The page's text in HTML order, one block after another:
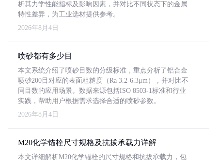
析其力学性能指标及影响因素，并对比不同状态下的金属
特性差异，为工业选材提供参考。
2026年8月4日
喷砂都有多少目
本文系统介绍了喷砂目数的分级标准，重点分析了铝合金
喷砂200目对应的表面粗糙度（Ra 3.2-6.3μm），并对比不
同目数的应用场景。数据来源包括ISO 8503-1标准和行业
实践，帮助用户根据需求选择合适的喷砂参数。
2026年8月4日
M20化学锚栓尺寸规格及抗拔承载力详解
本文详细解析M20化学锚栓的尺寸规格和抗拔承载力，包